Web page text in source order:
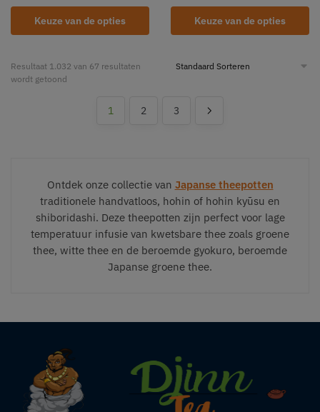
Keuze van de opties Keuze van de opties
Resultaat 1.032 van 67 resultaten
wordt getoond
1 2 3
Ontdek onze collectie van Japanse theepotten
traditionele handvatloos, hohin of hohin kyūsu en
shiboridashi. Deze theepotten zijn perfect voor lage
temperatuur infusie van kwetsbare thee zoals groene
thee, witte thee en de beroemde gyokuro, beroemde
Japanse groene thee.